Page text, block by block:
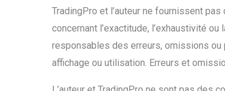
TradingPro et l’auteur ne fournissent
concernant l’exactitude, l’exhaustivité
responsables des erreurs, omissions
affichage ou utilisation. Erreurs et